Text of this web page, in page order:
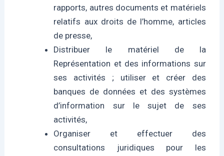
rapports, autres documents et matériels
relatifs aux droits de l’homme, articles
de presse,
Distribuer le matériel de la
Représentation et des informations sur
ses activités ; utiliser et créer des
banques de données et des systèmes
d’information sur le sujet de ses
activités,
Organiser et effectuer des
consultations juridiques pour les